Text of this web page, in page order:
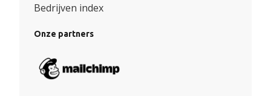
Bedrijven index
Onze partners